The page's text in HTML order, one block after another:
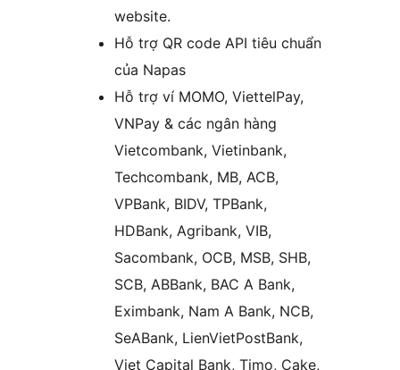
website.
Hỗ trợ QR code API tiêu chuẩn
của Napas
Hỗ trợ ví MOMO, ViettelPay,
VNPay & các ngân hàng
Vietcombank, Vietinbank,
Techcombank, MB, ACB,
VPBank, BIDV, TPBank,
HDBank, Agribank, VIB,
Sacombank, OCB, MSB, SHB,
SCB, ABBank, BAC A Bank,
Eximbank, Nam A Bank, NCB,
SeABank, LienVietPostBank,
Viet Capital Bank, Timo, Cake,